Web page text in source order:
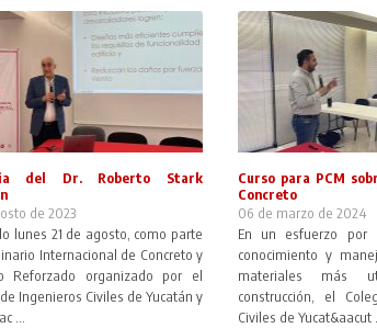
del Dr. Roberto Stark
de 2023
lunes 21 de agosto, como parte
Internacional de Concreto y
Reforzado organizado por el
Ingenieros Civiles de Yucatán y
...
Curso para PCM
Concreto
06 de marzo de 2024
En un esfuerzo por
conocimiento y
materiales más
construcción, el
Civiles de Yucat&aacut ...